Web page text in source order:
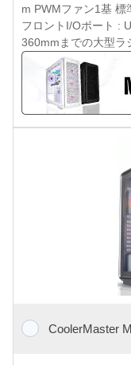
m PWMファン1基 標
フロントI/Oポート :
360mmまでの大型ラ
CoolerMaster